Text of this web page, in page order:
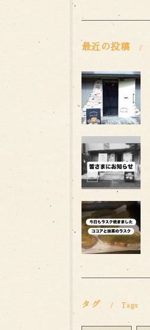
最近の投稿
タグ Tags